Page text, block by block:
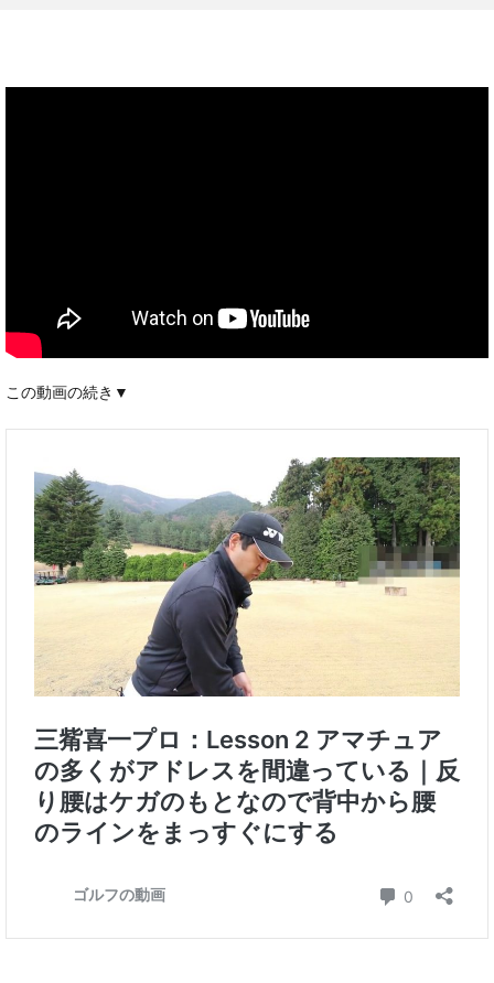
この動画の続き▼